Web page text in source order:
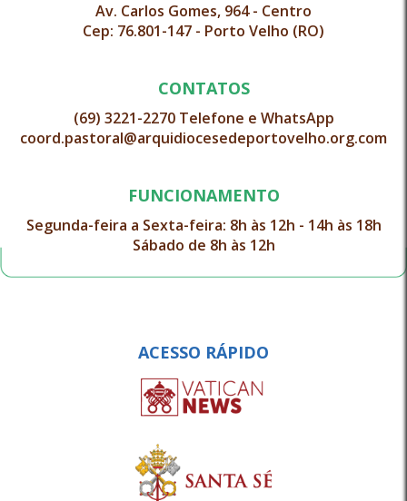
Av. Carlos Gomes, 964 - Centro
Cep: 76.801-147 - Porto Velho (RO)
CONTATOS
(69) 3221-2270 Telefone e WhatsApp
coord.pastoral@arquidiocesedeportovelho.org.com
FUNCIONAMENTO
Segunda-feira a Sexta-feira: 8h às 12h - 14h às 18h
Sábado de 8h às 12h
ACESSO RÁPIDO